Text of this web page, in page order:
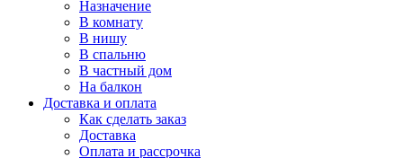
Назначение
В комнату
В нишу
В спальню
В частный дом
На балкон
Доставка и оплата
Как сделать заказ
Доставка
Оплата и рассрочка